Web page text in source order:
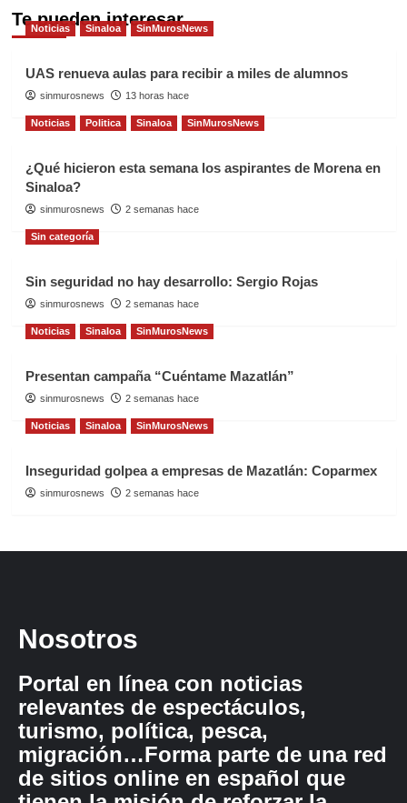
Te pueden interesar
Noticias Sinaloa SinMurosNews
UAS renueva aulas para recibir a miles de alumnos
sinmurosnews 13 horas hace
Noticias Politica Sinaloa SinMurosNews
¿Qué hicieron esta semana los aspirantes de Morena en
Sinaloa?
sinmurosnews 2 semanas hace
Sin categoría
Sin seguridad no hay desarrollo: Sergio Rojas
sinmurosnews 2 semanas hace
Noticias Sinaloa SinMurosNews
Presentan campaña “Cuéntame Mazatlán”
sinmurosnews 2 semanas hace
Noticias Sinaloa SinMurosNews
Inseguridad golpea a empresas de Mazatlán: Coparmex
sinmurosnews 2 semanas hace
Nosotros
Portal en línea con noticias
relevantes de espectáculos,
turismo, política, pesca,
migración…Forma parte de una red
de sitios online en español que